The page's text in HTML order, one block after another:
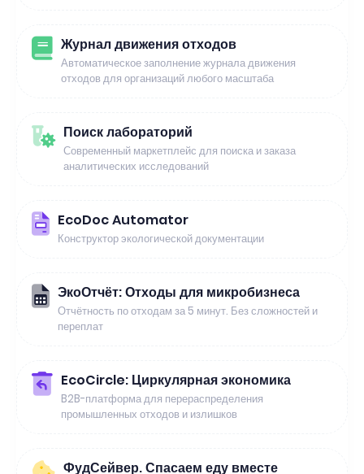
Журнал движения отходов
Автоматическое заполнение журнала движения
отходов для организаций любого масштаба
Поиск лабораторий
Современный маркетплейс для поиска и заказа
аналитических исследований
EcoDoc Automator
Конструктор экологической документации
ЭкоОтчёт: Отходы для микробизнеса
Отчётность по отходам за 5 минут. Без сложностей и
переплат
EcoCircle: Циркулярная экономика
B2B-платформа для перераспределения
промышленных отходов и излишков
ФудСейвер. Спасаем еду вместе